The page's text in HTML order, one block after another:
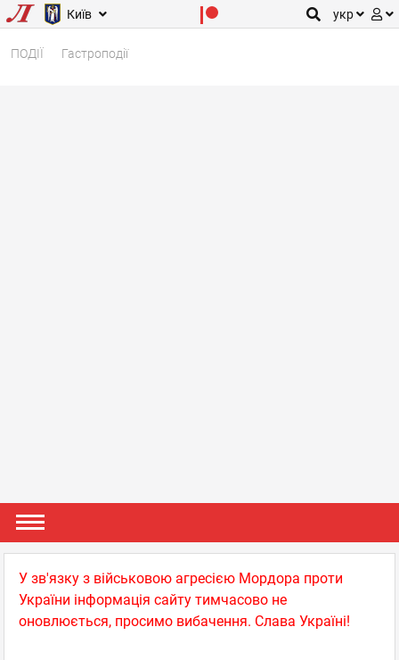
Київ укр
ПОДІЇ Гастроподії
У зв'язку з військовою агресією Мордора проти
України інформація сайту тимчасово не
оновлюється, просимо вибачення. Слава Україні!